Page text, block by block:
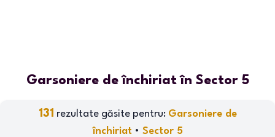
Garsoniere de închiriat în Sector 5
131 rezultate găsite pentru: Garsoniere de
închiriat • Sector 5